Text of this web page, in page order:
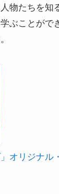
物たちを知
ぶことがで
オリジナル